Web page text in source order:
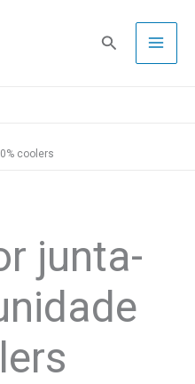
Pesquisa
coolers
junta-